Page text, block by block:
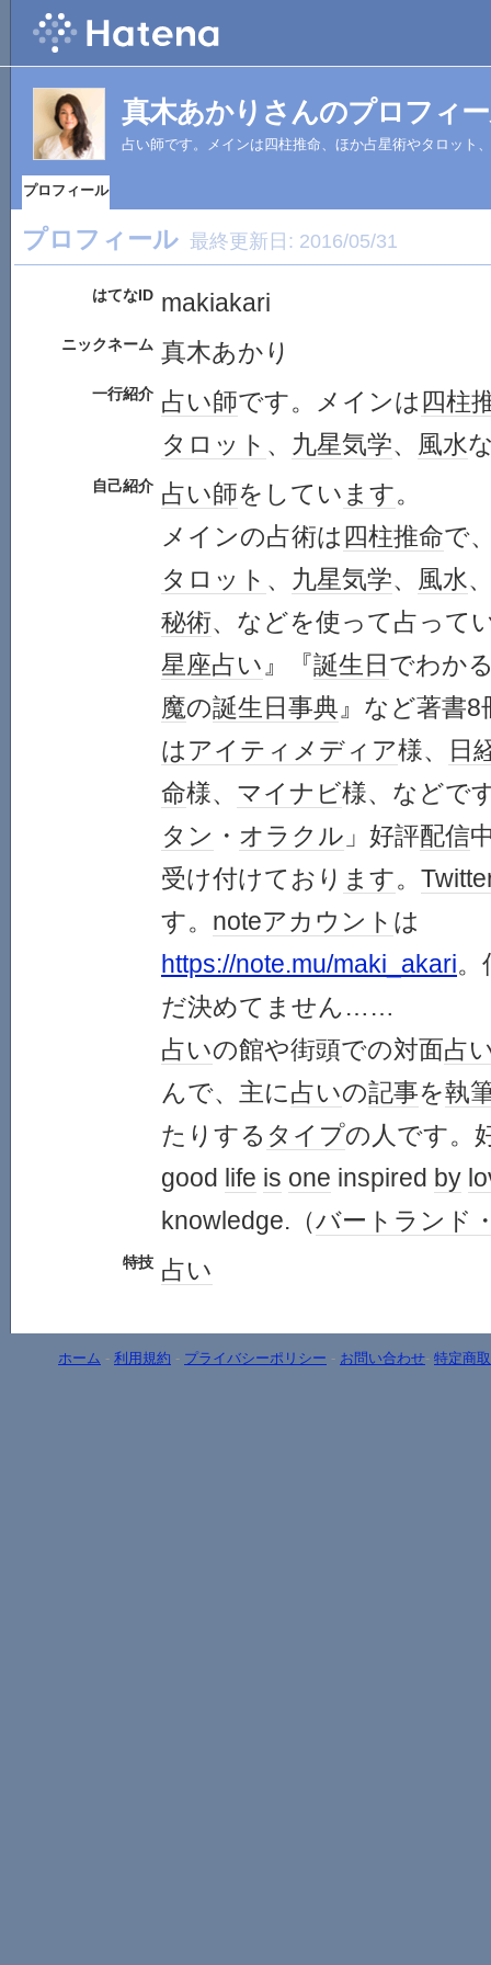
真木あかりさんのプロフィ
占い師です。メインは四柱推命、ほか占星術やタロット
プロフィール
プロフィール 最終更新日: 2016/05/31
はてなID makiakari
ニックネーム 真木あかり
一行紹介 占い師です。メインは 四柱
タロット 、 九星気学、 風水
自己紹介 占い師をしてい ます。
メインの占術は 四柱推命で
タロット 、 九星気学、 風水
秘術、などを使って占って
星座占い』『誕生日 でわか
魔の誕生日事典』など著書8
はアイティメディア様、
日
命様、 マイナビ様、などで
タン ・ オラクル 」好評配信
受け付けており ます。
す。 noteアカウント は
https://note.mu/maki_akari。
だ決めてません……
占いの館や街頭での対面占
んで、主に占いの記事を執
たりする タイプの人です。
good life is one inspired by
knowledge.（バートランド
特技 占い
ホーム - 利用規約 - プライバシーポリシー - お問い合わせ- 特定商